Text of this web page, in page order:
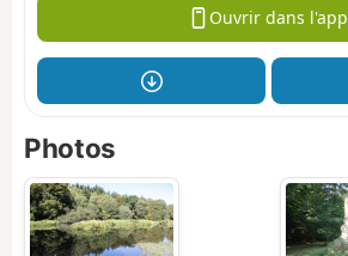
Ouvrir dans l'app
Photos